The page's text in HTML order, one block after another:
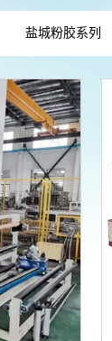
盐城粉胶系列